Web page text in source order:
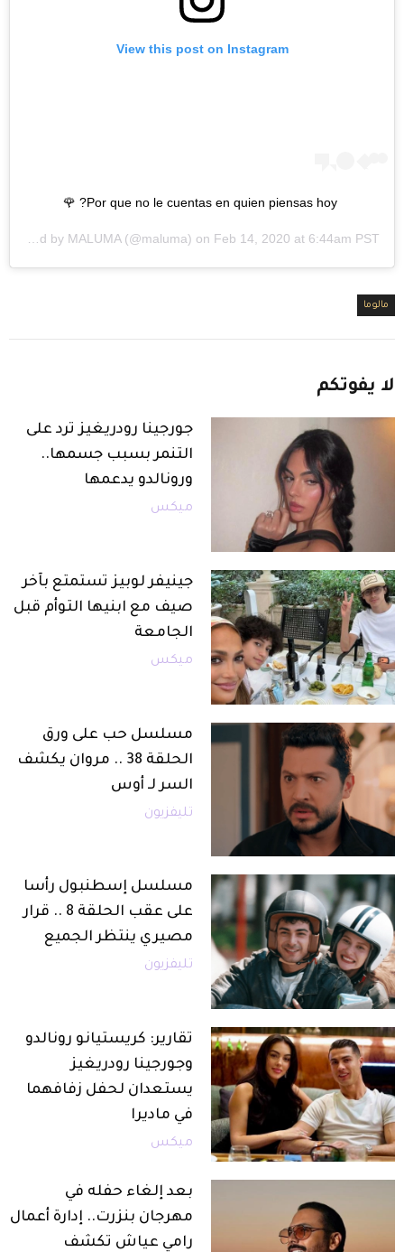
View this post on Instagram
Por que no le cuentas en quien piensas hoy? 🌹
MALUMA(@maluma) on Feb 14, 2020 at 6:44am PST
مالوما
لا يفوتكم
جورجينا رودريغيز ترد على
التنمر بسبب جسمها..
ورونالدو يدعمها
ميكس
جينيفر لوبيز تستمتع بآخر
صيف مع ابنيها التوأم قبل
الجامعة
ميكس
مسلسل حب على ورق
الحلقة 38 .. مروان يكشف
السر لـ أوس
تليفزيون
مسلسل إسطنبول رأسا
على عقب الحلقة 8 .. قرار
مصيري ينتظر الجميع
تليفزيون
تقارير: كريستيانو رونالدو
وجورجينا رودريغيز
يستعدان لحفل زفافهما
في ماديرا
ميكس
بعد إلغاء حفله في
مهرجان بنزرت.. إدارة أعمال
رامي عياش تكشف